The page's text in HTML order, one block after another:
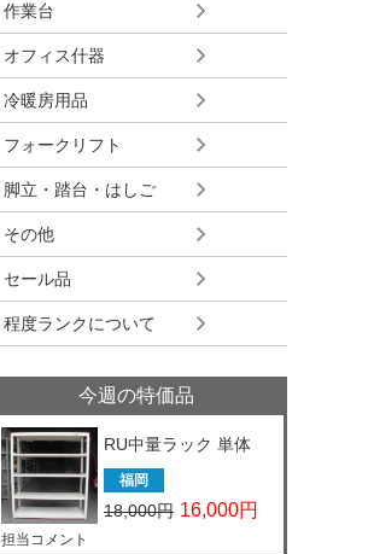
作業台
オフィス什器
冷暖房用品
フォークリフト
脚立・踏台・はしご
その他
セール品
程度ランクについて
今週の特価品
RU中量ラック 単体
福岡
18,000円 16,000円
担当コメント